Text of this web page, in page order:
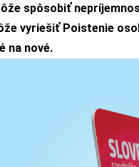
spôsobiť
vyriešiť Poistenie
na nové.